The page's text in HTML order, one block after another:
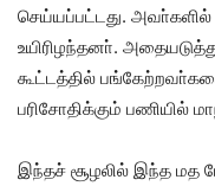
செய்யப்பட்டது.
உயிரிழந்தனா்.
கூட்டத்தில்
பரிசோதிக்கும் பணியில்
இந்தச் சூழலில் இந்த மத